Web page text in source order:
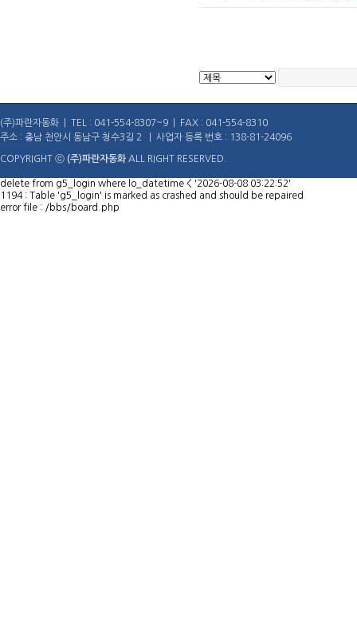
(주)파란자동화 | TEL : 041-554-8307~9 | FAX : 041-554-8310
주소 : 충남 천안시 동남구 청수3길 2 | 사업자 등록 번호 : 138-81-24096
COPYRIGHT ⓒ (주)파란자동화 ALL RIGHT RESERVED.
delete from g5_login where lo_datetime < '2026-08-08 03:22:52'
1194 : Table 'g5_login' is marked as crashed and should be repaired
error file : /bbs/board.php